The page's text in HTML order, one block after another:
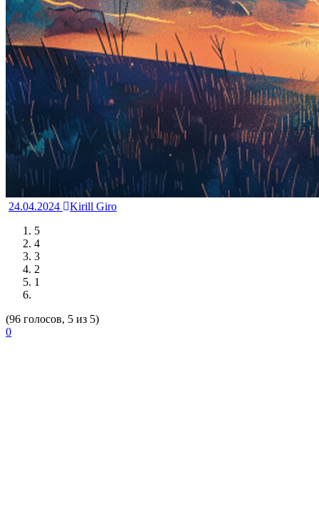
24.04.2024
Kirill Giro
5
4
3
2
1
(96 голосов, 5 из 5)
0